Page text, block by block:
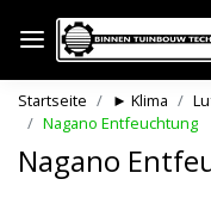
Startseite ► Klima
Nagano Entfeuchtung
Nagano